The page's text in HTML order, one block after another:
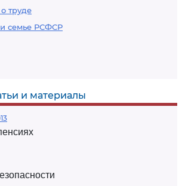
труде
семье РСФСР
и материалы